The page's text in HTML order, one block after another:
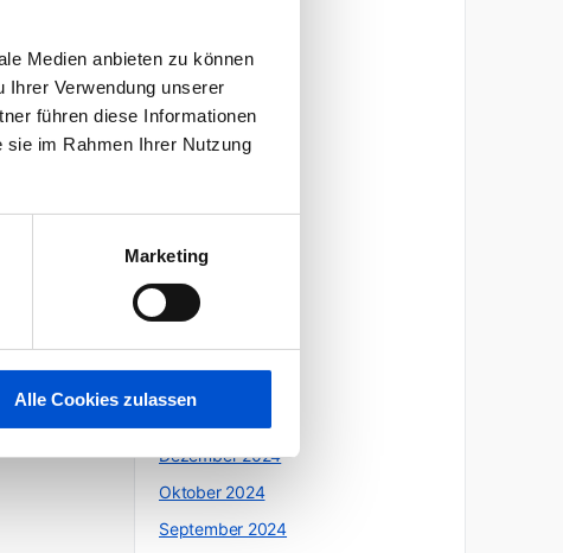
Medien anbieten zu können
Ihrer Verwendung unserer
führen diese Informationen
sie im Rahmen Ihrer Nutzung
Marketing
Alle Cookies zulassen
April 2026
März 2026
November 2025
Oktober 2025
Mai 2025
April 2025
März 2025
Dezember 2024
Oktober 2024
September 2024